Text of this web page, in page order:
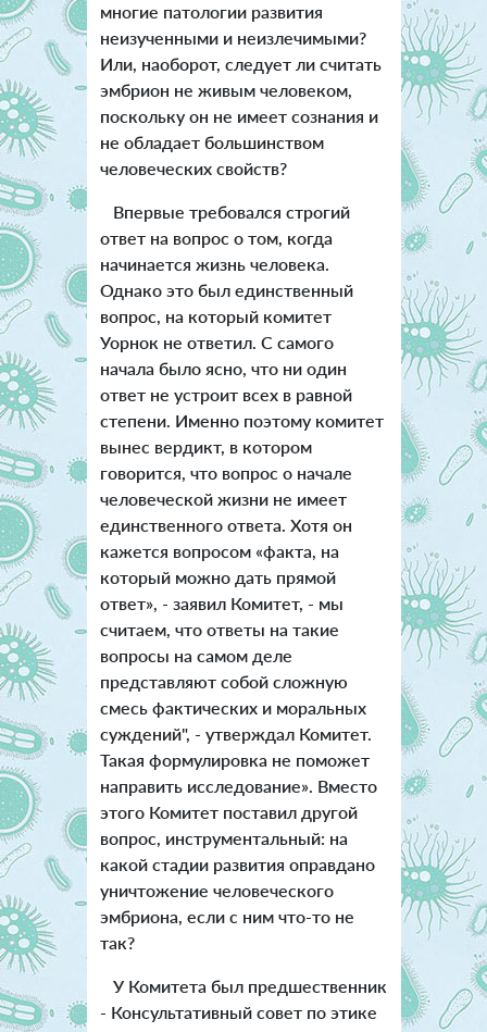
многие патологии развития
неизученными и неизлечимыми?
Или, наоборот, следует ли считать
эмбрион не живым человеком,
поскольку он не имеет сознания и
не обладает большинством
человеческих свойств?
Впервые требовался строгий
ответ на вопрос о том, когда
начинается жизнь человека.
Однако это был единственный
вопрос, на который комитет
Уорнок не ответил. С самого
начала было ясно, что ни один
ответ не устроит всех в равной
степени. Именно поэтому комитет
вынес вердикт, в котором
говорится, что вопрос о начале
человеческой жизни не имеет
единственного ответа. Хотя он
кажется вопросом «факта, на
который можно дать прямой
ответ», - заявил Комитет, - мы
считаем, что ответы на такие
вопросы на самом деле
представляют собой сложную
смесь фактических и моральных
суждений", - утверждал Комитет.
Такая формулировка не поможет
направить исследование». Вместо
этого Комитет поставил другой
вопрос, инструментальный: на
какой стадии развития оправдано
уничтожение человеческого
эмбриона, если с ним что-то не
так?
У Комитета был предшественник
- Консультативный совет по этике